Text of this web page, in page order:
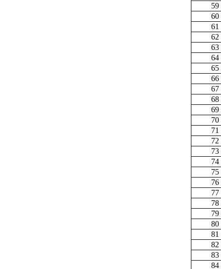
59
60
61
62
63
64
65
66
67
68
69
70
71
72
73
74
75
76
77
78
79
80
81
82
83
84